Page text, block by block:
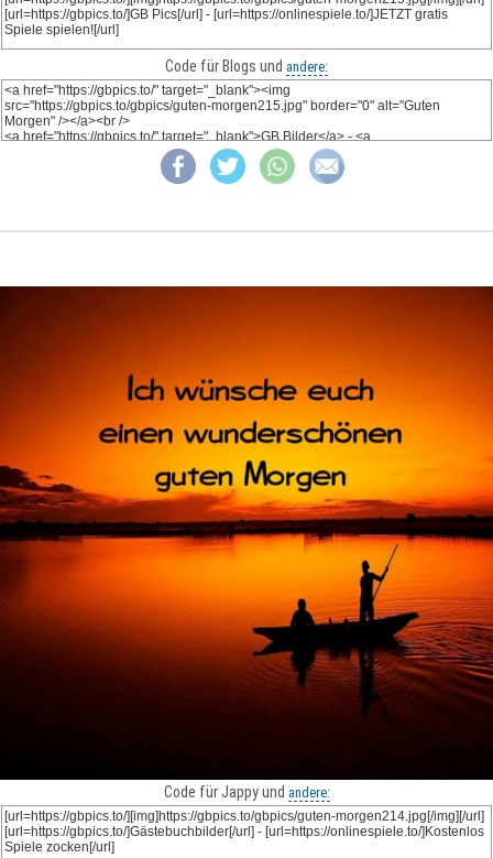
Code für Blogs und andere:
Code für Jappy und andere: